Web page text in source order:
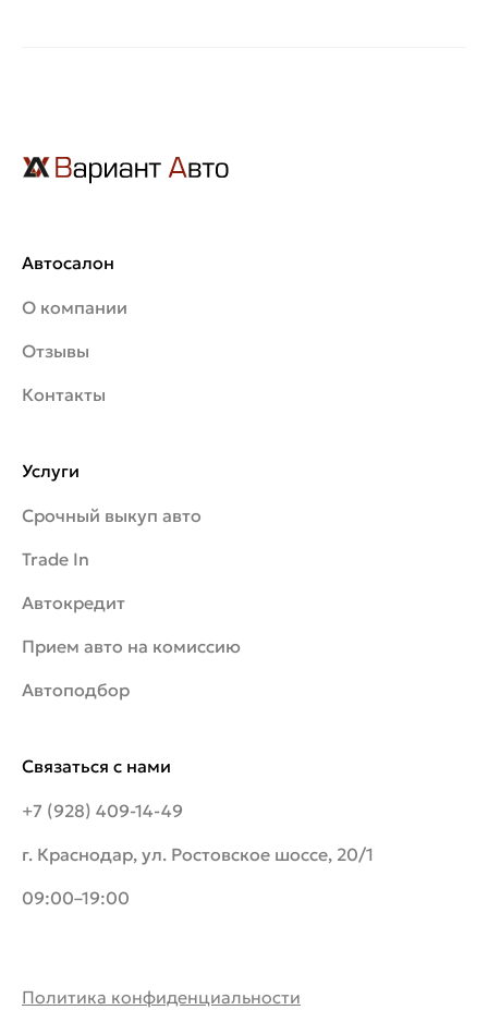
Автосалон
О компании
Отзывы
Контакты
Связаться с нами
+7 (928) 409-14-49
г. Краснодар, ул. Ростовское шоссе, 20/1
09:00–19:00
Услуги
Срочный выкуп авто
Trade In
Автокредит
Прием авто на комиссию
Автоподбор
Политика конфиденциальности